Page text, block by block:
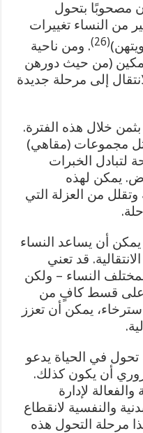
مصحوبًا بتحول
من النساء تغييرات
(26)
. ومن ناحية
(من حيث دورهن
إلى مرحلة جديدة
خلال هذه الفترة.
مجموعات (مقاهي)
لتبادل الخبرات
يمكن لهذه
وتقلل من العزلة التي
يمكن أن يساعد النساء
قد تعني
لمختلف النساء – ولكن
على قسط كافٍ من
يمكن أن تعزز
تحول في الحياة يدعو
أن يكون كذلك.
لإدارة
والنفسية لانقطاع
مرحلة التحول هذه